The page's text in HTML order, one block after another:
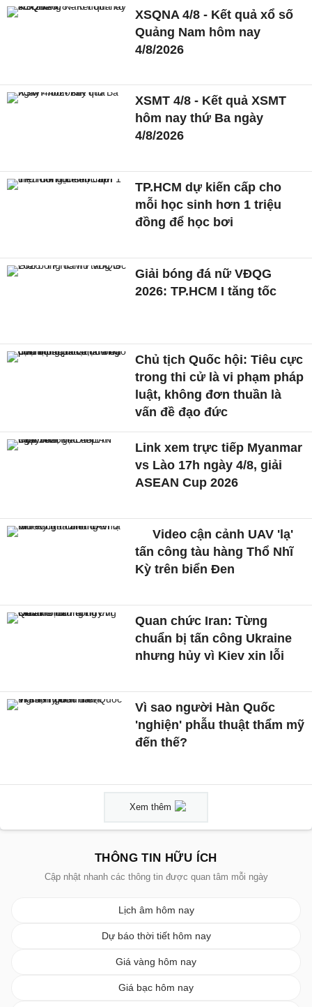
XSQNA 4/8 - Kết quả xổ số
Quảng Nam hôm nay
4/8/2026
XSMT 4/8 - Kết quả XSMT
hôm nay thứ Ba ngày
4/8/2026
TP.HCM dự kiến cấp cho
mỗi học sinh hơn 1 triệu
đồng để học bơi
Giải bóng đá nữ VĐQG
2026: TP.HCM I tăng tốc
Chủ tịch Quốc hội: Tiêu cực
trong thi cử là vi phạm pháp
luật, không đơn thuần là
vấn đề đạo đức
Link xem trực tiếp Myanmar
vs Lào 17h ngày 4/8, giải
ASEAN Cup 2026
Video cận cảnh UAV 'lạ'
tấn công tàu hàng Thổ Nhĩ
Kỳ trên biển Đen
Quan chức Iran: Từng
chuẩn bị tấn công Ukraine
nhưng hủy vì Kiev xin lỗi
Vì sao người Hàn Quốc
'nghiện' phẫu thuật thẩm mỹ
đến thế?
Xem thêm
THÔNG TIN HỮU ÍCH
Cập nhật nhanh các thông tin được quan tâm mỗi ngày
Lịch âm hôm nay
Dự báo thời tiết hôm nay
Giá vàng hôm nay
Giá bạc hôm nay